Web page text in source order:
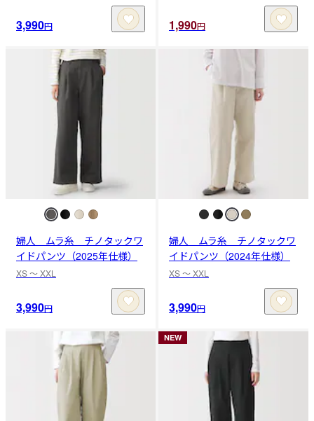
3,990円 1,990円
婦人 ムラ糸 チノタックワ
イドパンツ（2025年仕様）
XS 〜 XXL
3,990円
婦人 ムラ糸 チノタックワ
イドパンツ（2024年仕様）
XS 〜 XXL
3,990円
NEW